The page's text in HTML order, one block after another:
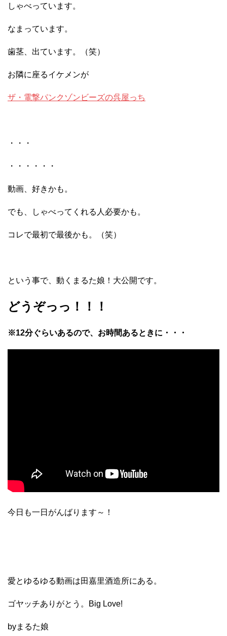
しゃべっています。
なまっています。
歯茎、出ています。（笑）
お隣に座るイケメンが
ザ・電撃パンクゾンビーズの呉屋っち
・・・
・・・・・・
動画、好きかも。
でも、しゃべってくれる人必要かも。
コレで最初で最後かも。（笑）
という事で、動くまるた娘！大公開です。
どうぞっっ！！！
※12分ぐらいあるので、お時間あるときに・・・
今日も一日がんばります～！
愛とゆるゆる動画は田嘉里酒造所にある。
ゴヤッチありがとう。Big Love!
byまるた娘